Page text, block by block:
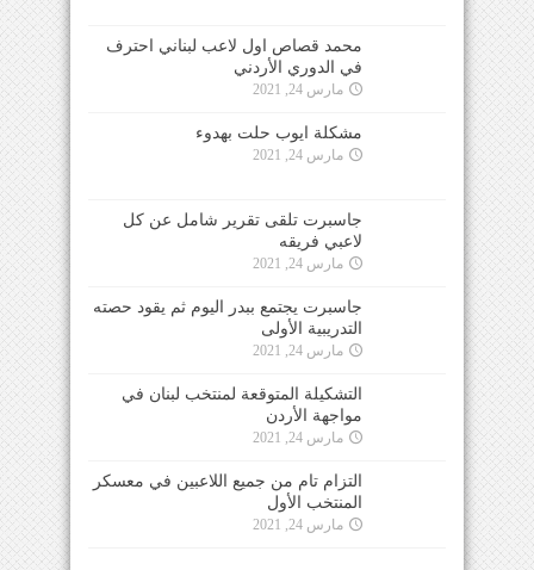
محمد قصاص اول لاعب لبناني احترف
في الدوري الأردني
مارس 24, 2021
مشكلة ايوب حلت بهدوء
مارس 24, 2021
جاسبرت تلقى تقرير شامل عن كل
لاعبي فريقه
مارس 24, 2021
جاسبرت يجتمع ببدر اليوم ثم يقود حصته
التدريبية الأولى
مارس 24, 2021
التشكيلة المتوقعة لمنتخب لبنان في
مواجهة الأردن
مارس 24, 2021
التزام تام من جميع اللاعبين في معسكر
المنتخب الأول
مارس 24, 2021